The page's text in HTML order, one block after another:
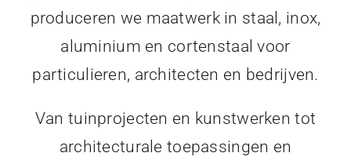
produceren we maatwerk in staal, inox,
aluminium en cortenstaal voor
particulieren, architecten en bedrijven.
Van tuinprojecten en kunstwerken tot
architecturale toepassingen en